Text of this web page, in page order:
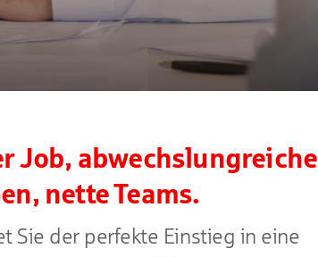
Job, abwechslungreiche
nette Teams.
Sie der perfekte Einstieg in eine